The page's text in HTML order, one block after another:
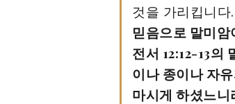
것을 가리킵니다.
믿음으로 말미
전서 12:12-13의
이나 종이나 자
마시게 하셨느니